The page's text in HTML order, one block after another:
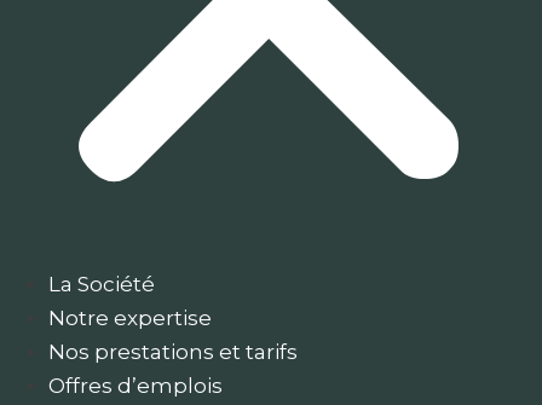
La Société
Notre expertise
Nos prestations et tarifs
Offres d’emplois